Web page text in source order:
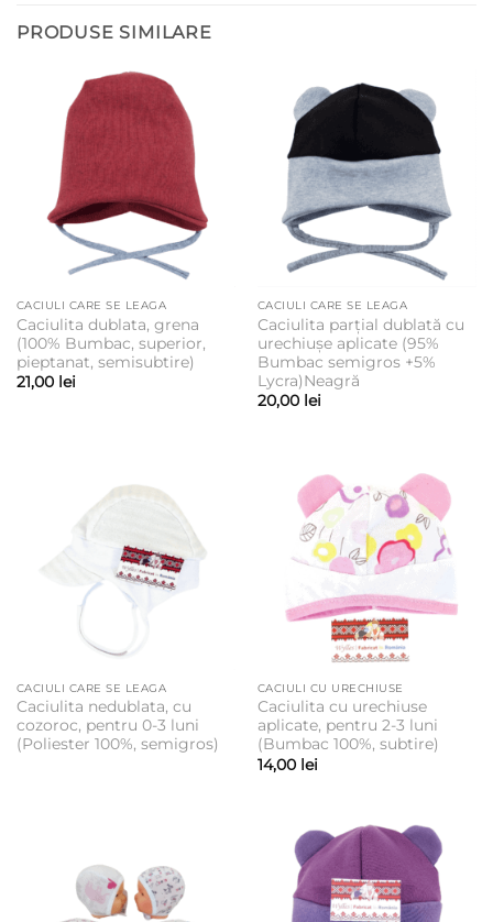
PRODUSE SIMILARE
CACIULI CARE SE LEAGA
Caciulita dublata, grena
(100% Bumbac, superior,
pieptanat, semisubtire)
21,00 lei
CACIULI CARE SE LEAGA
Caciulita parțial dublată cu
urechiușe aplicate (95%
Bumbac semigros +5%
Lycra)Neagră
20,00 lei
CACIULI CARE SE LEAGA
Caciulita nedublata, cu
cozoroc, pentru 0-3 luni
(Poliester 100%, semigros)
CACIULI CU URECHIUSE
Caciulita cu urechiuse
aplicate, pentru 2-3 luni
(Bumbac 100%, subtire)
14,00 lei